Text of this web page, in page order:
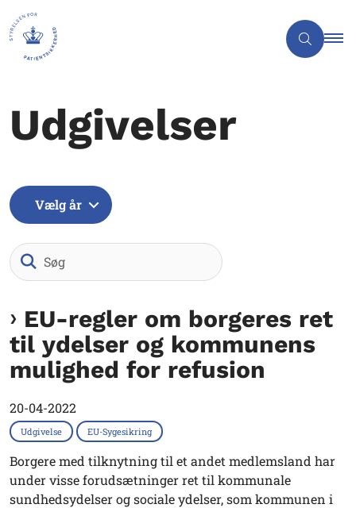
Udgivelser
Vælg år
EU-regler om borgeres ret
til ydelser og kommunens
mulighed for refusion
20-04-2022
Udgivelse EU-Sygesikring
Borgere med tilknytning til et andet medlemsland har
under visse forudsætninger ret til kommunale
sundhedsydelser og sociale ydelser, som kommunen i